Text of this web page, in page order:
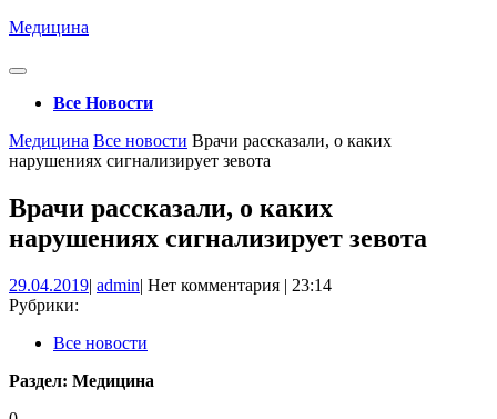
Перейти
содержимому
Медицина
Кнопка
ОткрытьВсе Новости
Кнопка
Закрыть
Медицина Все новости Врачи рассказали, о каких
нарушениях сигнализирует зевота
Врачи рассказали, о каких
нарушениях сигнализирует зевота
29.04.201929.04.2019
| adminadmin
| Нет комментария | 23:14
Рубрики:
Все новости
Раздел: Медицина